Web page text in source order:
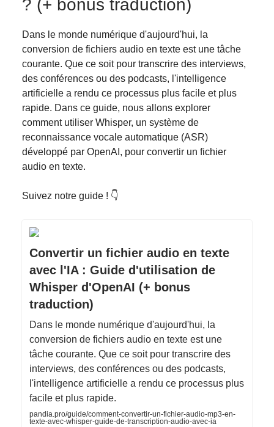
? (+ bonus traduction)
Dans le monde numérique d'aujourd'hui, la
conversion de fichiers audio en texte est une tâche
courante. Que ce soit pour transcrire des interviews,
des conférences ou des podcasts, l'intelligence
artificielle a rendu ce processus plus facile et plus
rapide. Dans ce guide, nous allons explorer
comment utiliser Whisper, un système de
reconnaissance vocale automatique (ASR)
développé par OpenAI, pour convertir un fichier
audio en texte.
Suivez notre guide ! 👇️
Convertir un fichier audio en texte
avec l'IA : Guide d'utilisation de
Whisper d'OpenAI (+ bonus
traduction)
Dans le monde numérique d'aujourd'hui, la
conversion de fichiers audio en texte est une
tâche courante. Que ce soit pour transcrire des
interviews, des conférences ou des podcasts,
l'intelligence artificielle a rendu ce processus plus
facile et plus rapide.
pandia.pro/guide/comment-convertir-un-fichier-audio-mp3-en-
texte-avec-whisper-guide-de-transcription-audio-avec-ia